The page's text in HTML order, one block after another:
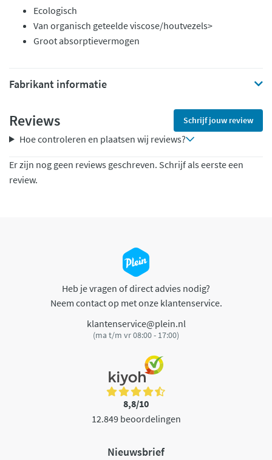
Ecologisch
Van organisch geteelde viscose/houtvezels>
Groot absorptievermogen
Fabrikant informatie
Reviews Schrijf jouw review
Hoe controleren en plaatsen wij reviews?
Er zijn nog geen reviews geschreven. Schrijf als eerste een
review.
Heb je vragen of direct advies nodig?
Neem contact op met onze klantenservice.
klantenservice@plein.nl
(ma t/m vr 08:00 - 17:00)
8,8/10
12.849 beoordelingen
Nieuwsbrief